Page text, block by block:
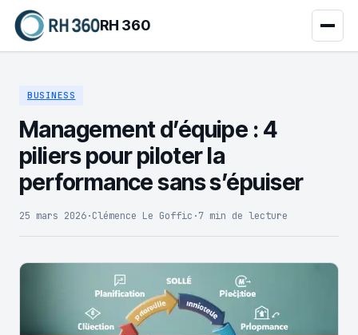
RH 360
BUSINESS
Management d’équipe : 4
piliers pour piloter la
performance sans s’épuiser
25 mars 2026·Clémence Le Goffic ·7 min de lecture